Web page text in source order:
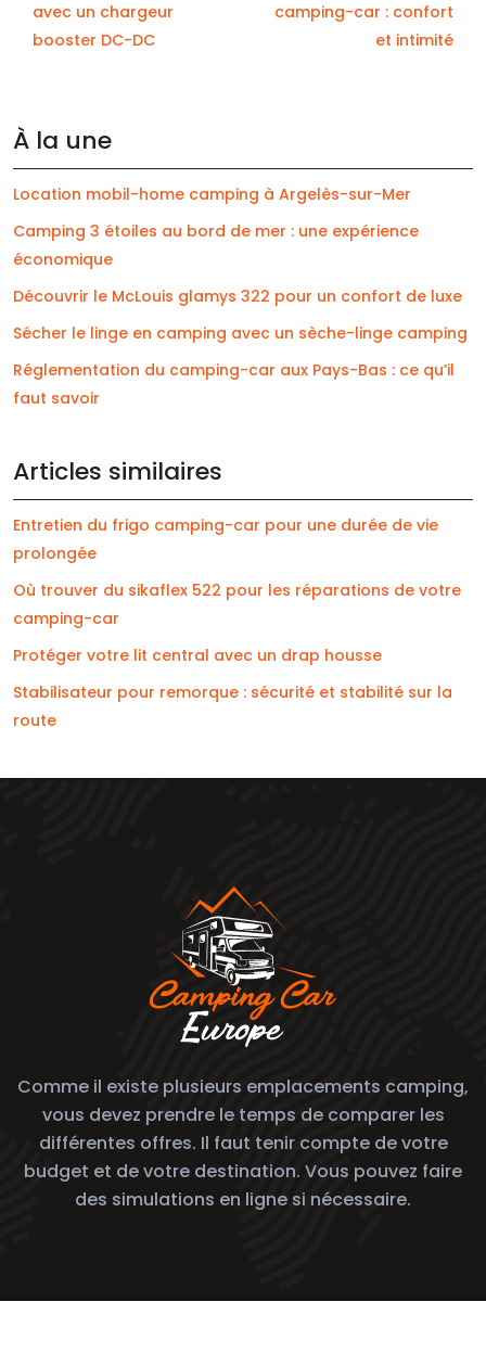
avec un chargeur
booster DC-DC
camping-car : confort
et intimité
À la une
Location mobil-home camping à Argelès-sur-Mer
Camping 3 étoiles au bord de mer : une expérience
économique
Découvrir le McLouis glamys 322 pour un confort de luxe
Sécher le linge en camping avec un sèche-linge camping
Réglementation du camping-car aux Pays-Bas : ce qu’il
faut savoir
Articles similaires
Entretien du frigo camping-car pour une durée de vie
prolongée
Où trouver du sikaflex 522 pour les réparations de votre
camping-car
Protéger votre lit central avec un drap housse
Stabilisateur pour remorque : sécurité et stabilité sur la
route
Comme il existe plusieurs emplacements camping,
vous devez prendre le temps de comparer les
différentes offres. Il faut tenir compte de votre
budget et de votre destination. Vous pouvez faire
des simulations en ligne si nécessaire.